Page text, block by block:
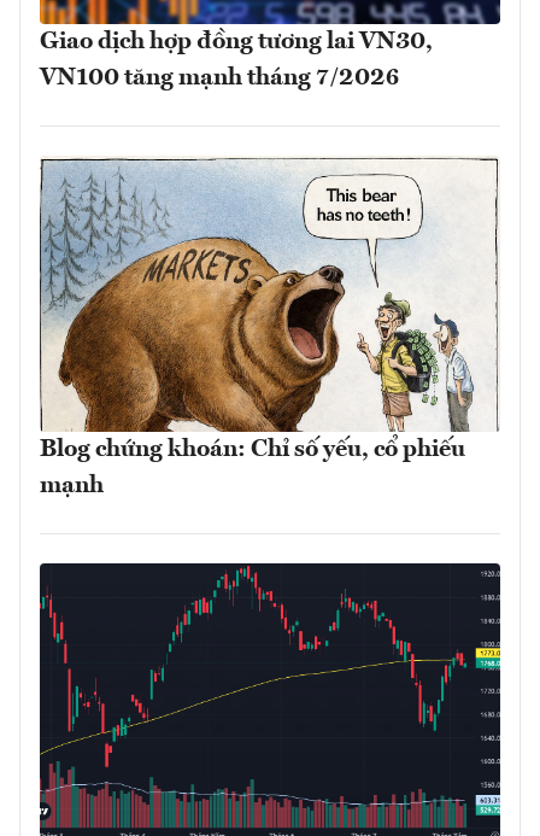
Giao dịch hợp đồng tương lai VN30,
VN100 tăng mạnh tháng 7/2026
Blog chứng khoán: Chỉ số yếu, cổ phiếu
mạnh